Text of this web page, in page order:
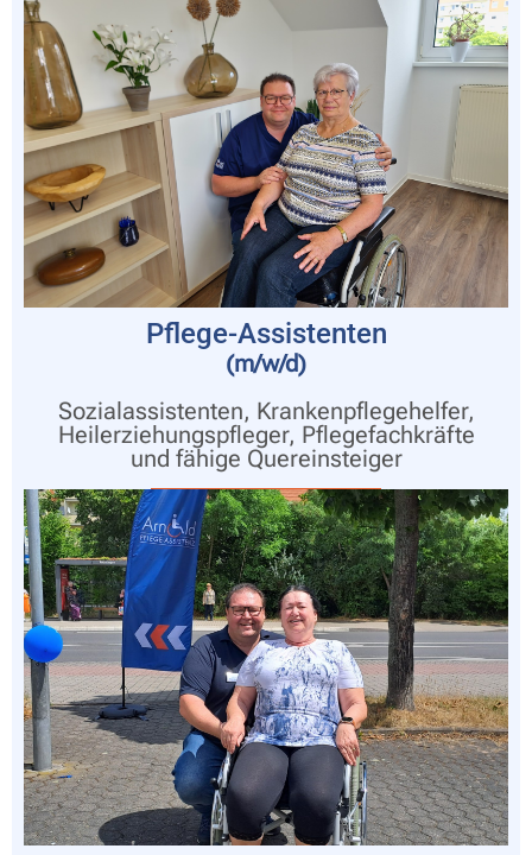
Pflege-Assistenten
(m/w/d)
Sozialassistenten, Krankenpflegehelfer,
Heilerziehungspfleger, Pflegefachkräfte
und fähige Quereinsteiger